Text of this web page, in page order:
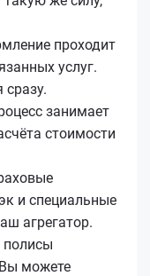
проходит
услуг.
сразу.
занимает
стоимости
и специальные
агрегатор.
полисы
можете